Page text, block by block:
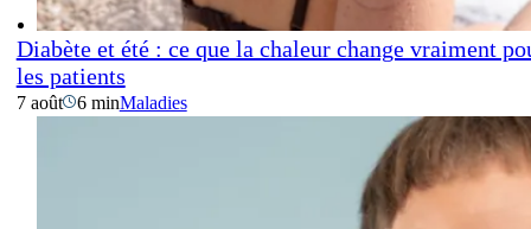
Diabète et été : ce que la chaleur change vraiment
les patients
7 août 6 minMaladies